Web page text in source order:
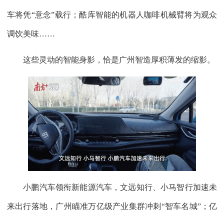
车将凭“意念”载行；酷库智能的机器人咖啡机械臂将为观众
调饮美味……
这些灵动的智能身影，恰是广州智造厚积薄发的缩影。
小鹏汽车领衔新能源汽车，文远知行、小马智行加速未
来出行落地，广州瞄准万亿级产业集群冲刺“智车名城”；亿